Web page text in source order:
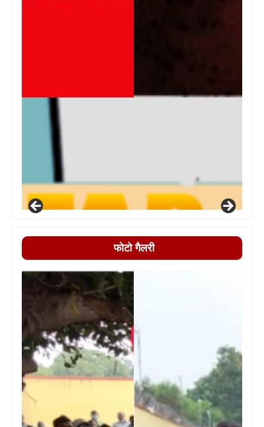
फोटो गैलरी